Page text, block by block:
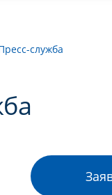
служба